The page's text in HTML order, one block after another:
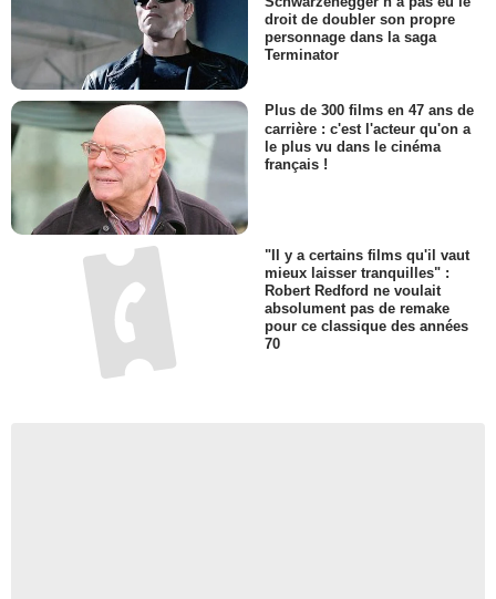
droit de doubler son propre
personnage dans la saga
Terminator
Plus de 300 films en 47 ans de
carrière : c'est l'acteur qu'on a
le plus vu dans le cinéma
français !
"Il y a certains films qu'il vaut
mieux laisser tranquilles" :
Robert Redford ne voulait
absolument pas de remake
pour ce classique des années
70